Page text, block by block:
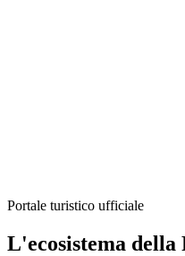
Portale turistico ufficiale
L'ecosistema